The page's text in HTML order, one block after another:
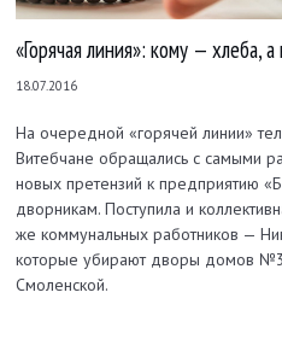
«Горячая линия»: кому — хлеба,
18.07.2016
На очередной «горячей линии»
Витебчане обращались с самыми
новых претензий к предприятию
дворникам. Поступила и
же коммунальных работников —
которые убирают дворы домов
Смоленской.